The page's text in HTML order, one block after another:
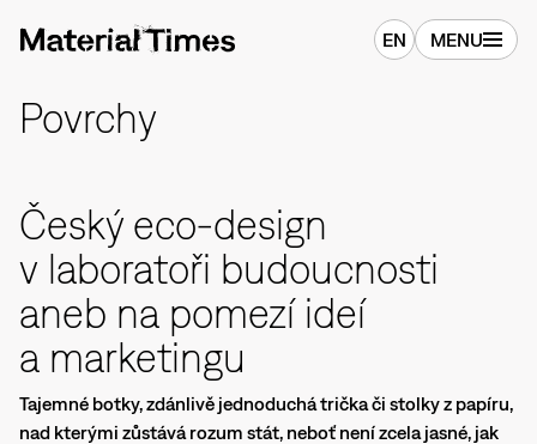
EN MENU
Povrchy
Český eco-design
v laboratoři budoucnosti
aneb na pomezí ideí
a marketingu
Tajemné botky, zdánlivě jednoduchá trička či stolky z papíru,
nad kterými zůstává rozum stát, neboť není zcela jasné, jak